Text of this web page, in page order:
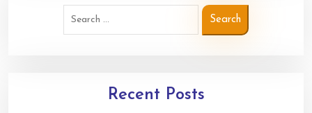
Recent Posts